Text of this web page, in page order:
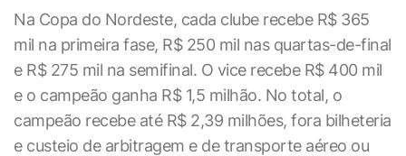
Na Copa do Nordeste, cada clube recebe R$ 365
mil na primeira fase, R$ 250 mil nas quartas-de-final
e R$ 275 mil na semifinal. O vice recebe R$ 400 mil
e o campeão ganha R$ 1,5 milhão. No total, o
campeão recebe até R$ 2,39 milhões, fora bilheteria
e custeio de arbitragem e de transporte aéreo ou